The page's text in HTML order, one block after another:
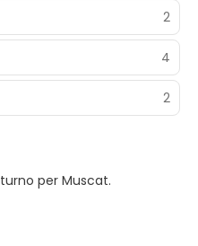
2
4
2
per Muscat.